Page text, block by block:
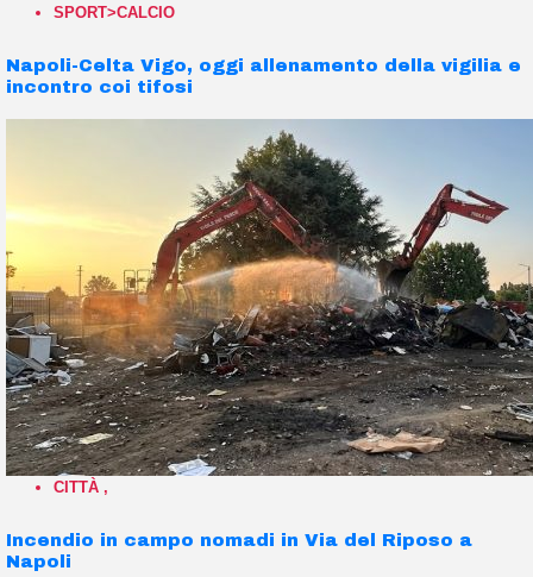
SPORT>CALCIO
Napoli-Celta Vigo, oggi allenamento della vigilia e
incontro coi tifosi
CITTÀ ,
Incendio in campo nomadi in Via del Riposo a
Napoli